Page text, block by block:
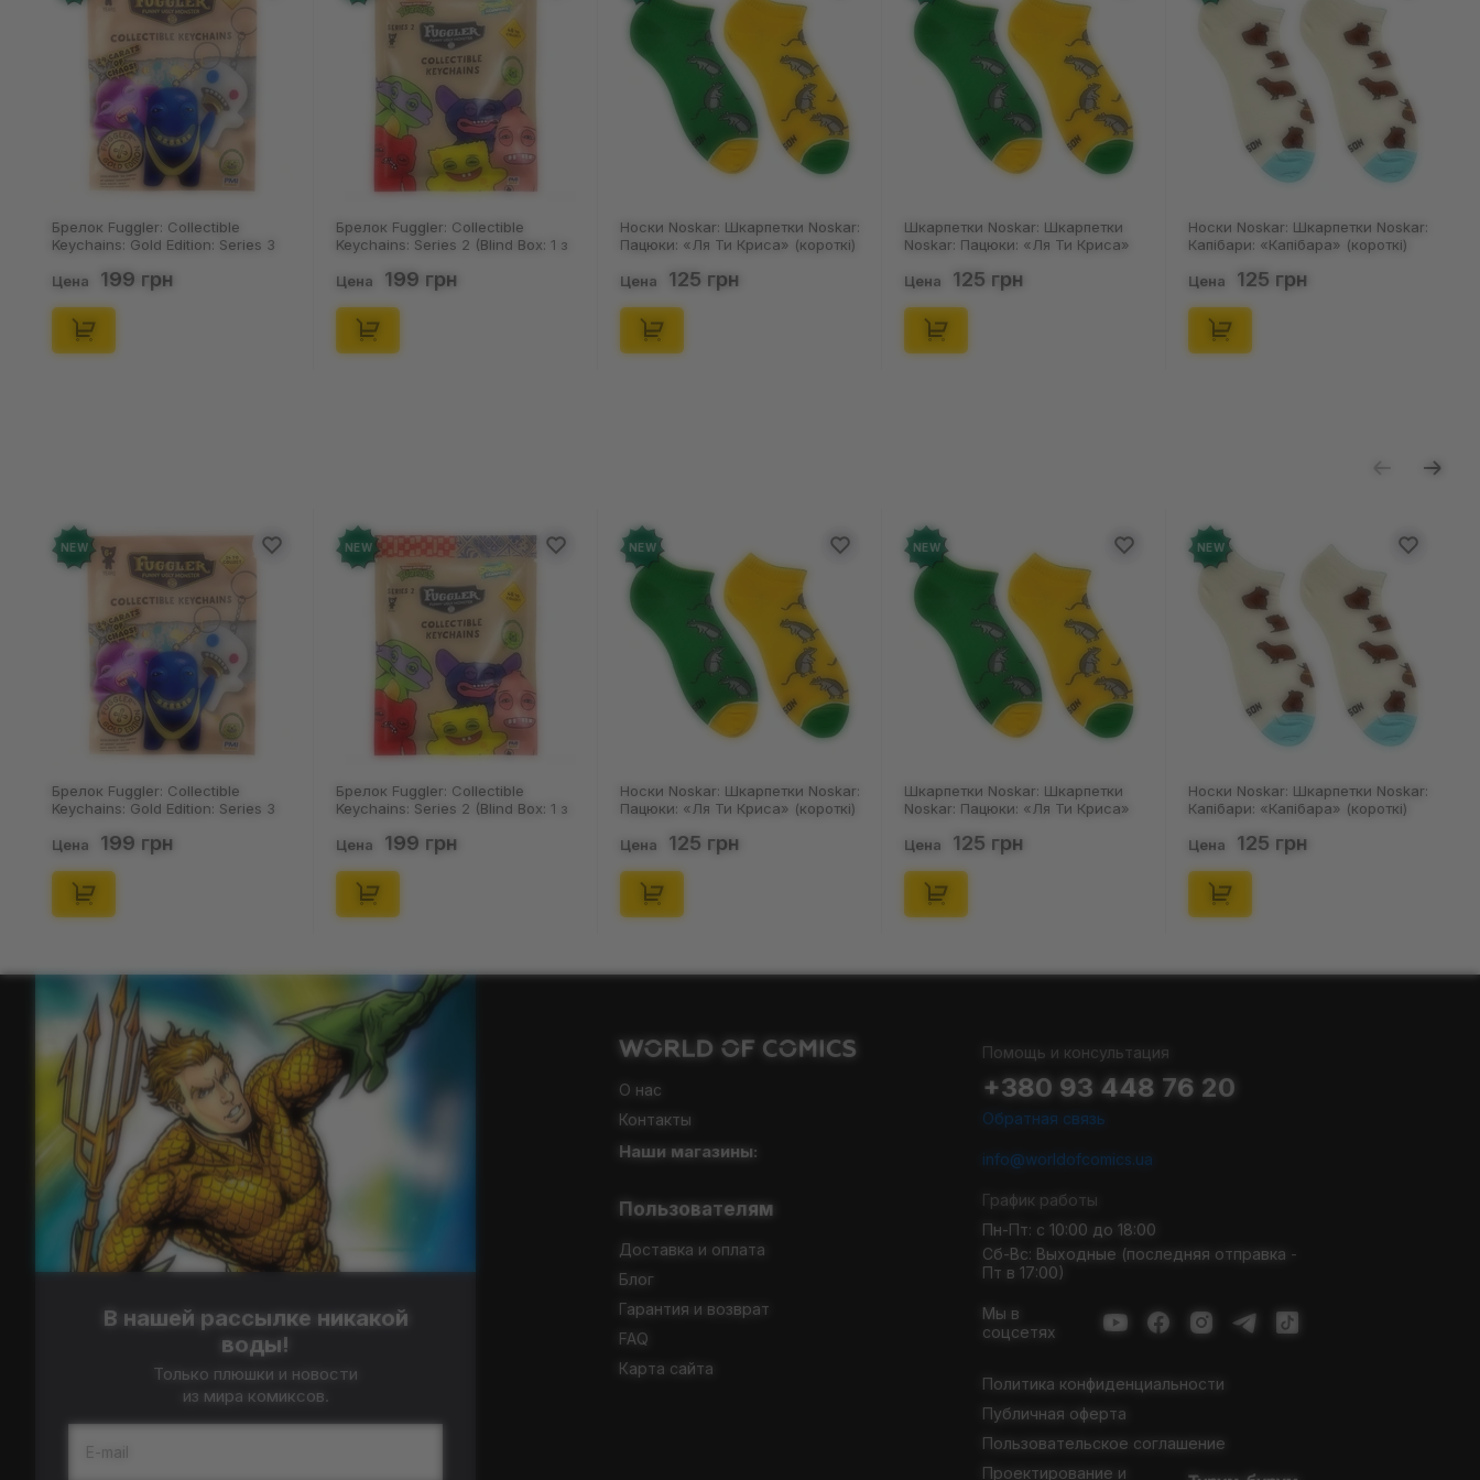
Брелок Fuggler: Collectible
Keychains: Gold Edition: Series 3
Цена 199 грн
Брелок Fuggler: Collectible
Keychains: Series 2 (Blind Box: 1 з
Цена 199 грн
Носки Noskar: Шкарпетки Noskar:
Пацюки: «Ля Ти Криса» (короткі)
Цена 125 грн
Шкарпетки Noskar: Шкарпетки
Noskar: Пацюки: «Ля Ти Криса»
Цена 125 грн
Носки Noskar: Шкарпетки Noskar:
Капібари: «Капібара» (короткі)
Цена 125 грн
NEW
Брелок Fuggler: Collectible
Keychains: Gold Edition: Series 3
Цена 199 грн
NEW
Брелок Fuggler: Collectible
Keychains: Series 2 (Blind Box: 1 з
Цена 199 грн
NEW
Носки Noskar: Шкарпетки Noskar:
Пацюки: «Ля Ти Криса» (короткі)
Цена 125 грн
NEW
Шкарпетки Noskar: Шкарпетки
Noskar: Пацюки: «Ля Ти Криса»
Цена 125 грн
NEW
Носки Noskar: Шкарпетки Noskar:
Капібари: «Капібара» (короткі)
Цена 125 грн
В нашей рассылке никакой
воды!
Только плюшки и новости
из мира комиксов.
E-mail
О нас
Контакты
Наши магазины:
Пользователям
Доставка и оплата
Блог
Гарантия и возврат
FAQ
Карта сайта
Помощь и консультация
+380 93 448 76 20
Обратная связь
info@worldofcomics.ua
График работы
Пн-Пт: с 10:00 до 18:00
Сб-Вс: Выходные (последняя отправка -
Пт в 17:00)
Мы в
соцсетях
Политика конфиденциальности
Публичная оферта
Пользовательское соглашение
Проектирование и